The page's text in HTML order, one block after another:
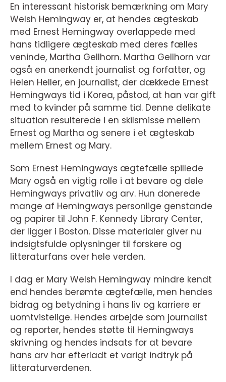
En interessant historisk bemærkning om Mary
Welsh Hemingway er, at hendes ægteskab
med Ernest Hemingway overlappede med
hans tidligere ægteskab med deres fælles
veninde, Martha Gellhorn. Martha Gellhorn var
også en anerkendt journalist og forfatter, og
Helen Heller, en journalist, der dækkede Ernest
Hemingways tid i Korea, påstod, at han var gift
med to kvinder på samme tid. Denne delikate
situation resulterede i en skilsmisse mellem
Ernest og Martha og senere i et ægteskab
mellem Ernest og Mary.
Som Ernest Hemingways ægtefælle spillede
Mary også en vigtig rolle i at bevare og dele
Hemingways privatliv og arv. Hun donerede
mange af Hemingways personlige genstande
og papirer til John F. Kennedy Library Center,
der ligger i Boston. Disse materialer giver nu
indsigtsfulde oplysninger til forskere og
litteraturfans over hele verden.
I dag er Mary Welsh Hemingway mindre kendt
end hendes berømte ægtefælle, men hendes
bidrag og betydning i hans liv og karriere er
uomtvistelige. Hendes arbejde som journalist
og reporter, hendes støtte til Hemingways
skrivning og hendes indsats for at bevare
hans arv har efterladt et varigt indtryk på
litteraturverdenen.